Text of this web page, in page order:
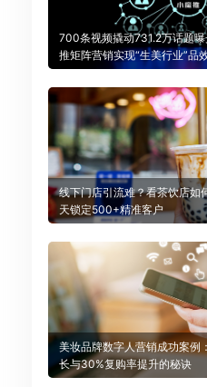
700条视频撬动731.2万话题
推矩阵营销实现“生美行业”品
线下门店引流难？看茶饮店如
天锁定500+精准客户
美妆品牌数字人营销成功案
长与30%复购率提升的秘诀